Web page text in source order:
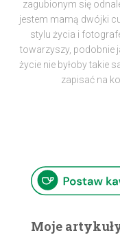
zagubionym się
jestem mamą dwójki
stylu życia i
towarzyszy, podobnie
życie nie byłoby takie
zapisać na
Moje